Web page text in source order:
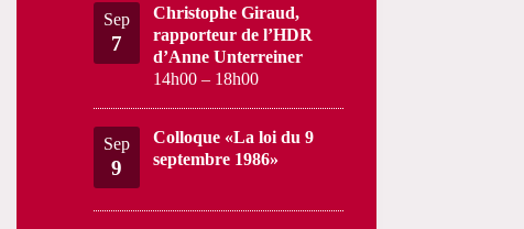
Sep
7
Christophe Giraud,
rapporteur de l’HDR
d’Anne Unterreiner
14h00 – 18h00
Sep
9
Colloque «La loi du 9
septembre 1986»